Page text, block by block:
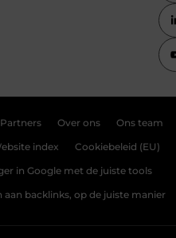
Partners Over ons Ons team
index Cookiebeleid (EU)
in Google met de juiste tools
backlinks, op de juiste manier